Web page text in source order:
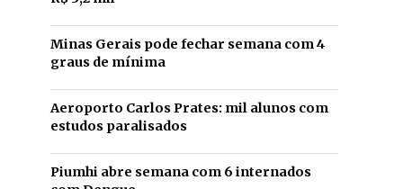
Minas Gerais pode fechar semana com 4
graus de mínima
Aeroporto Carlos Prates: mil alunos com
estudos paralisados
Piumhi abre semana com 6 internados